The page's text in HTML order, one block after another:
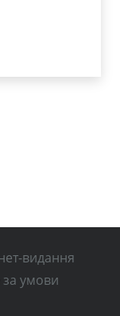
видання
умови